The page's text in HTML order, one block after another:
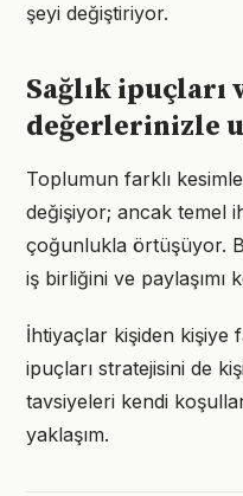
şeyi değiştiriyor.
Sağlık ipuçları
değerlerinizle
Toplumun farklı
değişiyor; ancak temel
çoğunlukla örtüşüyor.
iş birliğini ve paylaşımı
İhtiyaçlar kişiden kişiye
ipuçları stratejisini de
tavsiyeleri kendi
yaklaşım.